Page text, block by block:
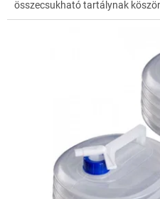
összecsukható tartálynak